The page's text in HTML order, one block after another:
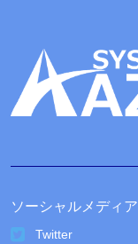
ソーシャルメディア
Twitter